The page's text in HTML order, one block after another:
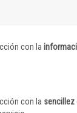
con la
con la sencillez